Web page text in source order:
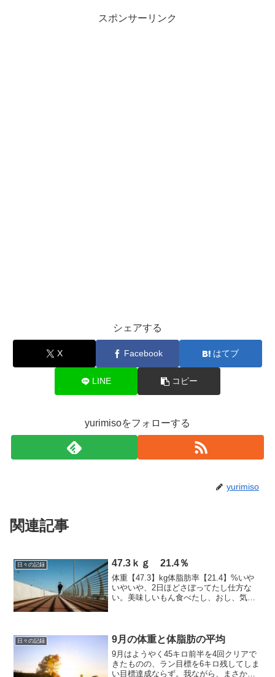
スポンサーリンク
シェアする
X Facebook はてブ
LINE コピー
yurimisoをフォローする
yurimiso
関連記事
日々の記録 47.3ｋｇ 21.4％
体重【47.3】kg体脂肪率【21.4】%いや
いやいや、2日ほどさぼってたし仕方な
い。美味しいもん食べたし、おし、気持
日々の記録 9月の体重と体脂肪の平均
9月はようやく45キロ前半を4回クリアで
きたものの、ラン目標を6キロ残してしま
い目標達成ならず。我ながら、まさか＿|